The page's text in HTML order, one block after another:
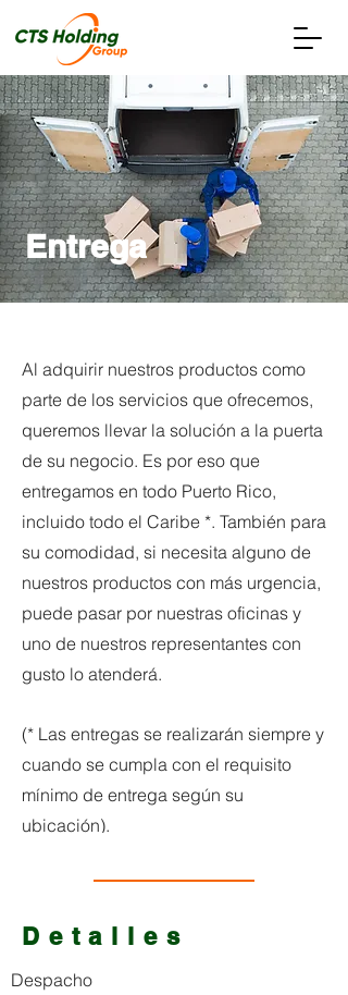
Entrega
Al adquirir nuestros productos como
parte de los servicios que ofrecemos,
queremos llevar la solución a la puerta
de su negocio. Es por eso que
entregamos en todo Puerto Rico,
incluido todo el Caribe *. También para
su comodidad, si necesita alguno de
nuestros productos con más urgencia,
puede pasar por nuestras oficinas y
uno de nuestros representantes con
gusto lo atenderá.
(* Las entregas se realizarán siempre y
cuando se cumpla con el requisito
mínimo de entrega según su
ubicación).
Detalles
Despacho